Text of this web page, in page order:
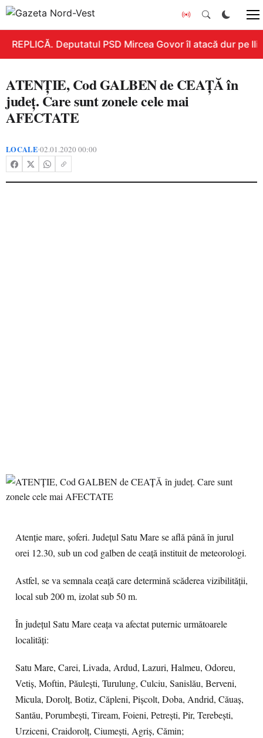
REPLICĂ. Deputatul PSD Mircea Govor îl atacă dur pe
ATENȚIE, Cod GALBEN de CEAȚĂ în
județ. Care sunt zonele cele mai
AFECTATE
LOCALE•02.01.2020 00:00
Atenție mare, șoferi. Județul Satu Mare se află până în jurul
orei 12.30, sub un cod galben de ceață instituit de meteorologi.
Astfel, se va semnala ceaţă care determină scăderea vizibilităţii,
local sub 200 m, izolat sub 50 m.
În județul Satu Mare ceața va afectat puternic următoarele
localități:
Satu Mare, Carei, Livada, Ardud, Lazuri, Halmeu, Odoreu,
Vetiș, Moftin, Păulești, Turulung, Culciu, Sanislău, Berveni,
Micula, Dorolț, Botiz, Căpleni, Pișcolt, Doba, Andrid, Căuaș,
Santău, Porumbești, Tiream, Foieni, Petrești, Pir, Terebești,
Urziceni, Craidorolț, Ciumești, Agriș, Cămin;